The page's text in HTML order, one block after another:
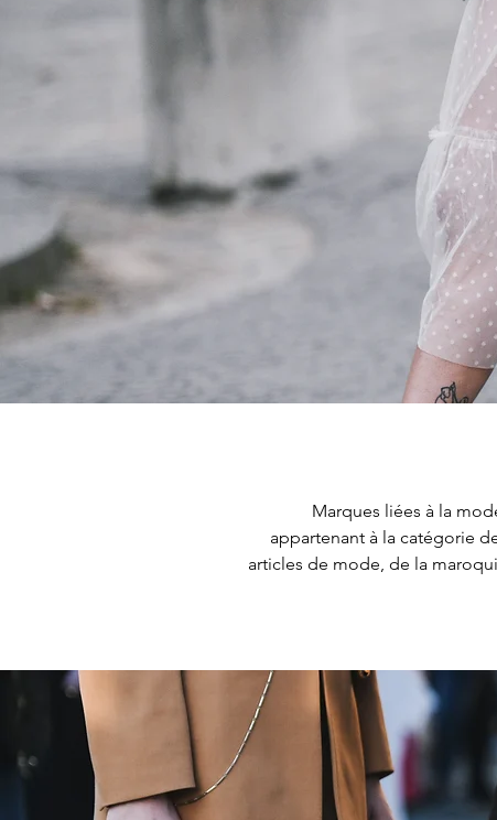
Marques liées à la
appartenant à la catégorie
articles de mode, de la